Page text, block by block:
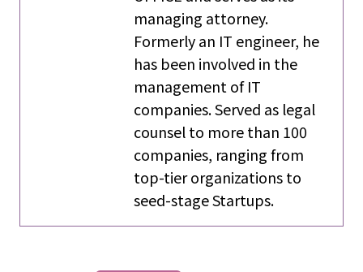
managing attorney.
Formerly an IT engineer, he
has been involved in the
management of IT
companies. Served as legal
counsel to more than 100
companies, ranging from
top-tier organizations to
seed-stage Startups.